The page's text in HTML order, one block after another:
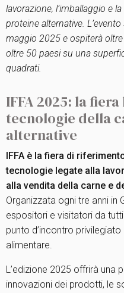
lavorazione, l’imballaggio e
proteine alternative.
maggio 2025 e ospiterà
oltre 50 paesi su una
quadrati.
IFFA 2025: la
tecnologie della
alternative
IFFA è la fiera di
tecnologie legate alla
alla vendita della carne e
Organizzata ogni tre anni in
espositori e visitatori da
punto d’incontro
alimentare.
L’edizione 2025 offrirà una
innovazioni dei prodotti, le